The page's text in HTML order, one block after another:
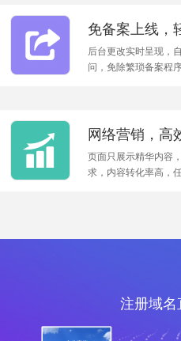
免备案上线，
后台更改实时呈现，
问，免除繁琐备案程
网络营销，高
页面只展示精华内容
求，内容转化率高，
注册域名